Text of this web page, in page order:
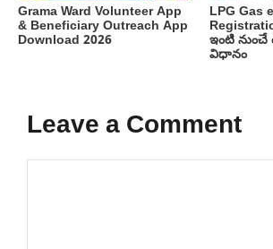
Grama Ward Volunteer App
& Beneficiary Outreach App
Download 2026
LPG Gas
ఇంటి నుంచే
విధానం
Leave a Comment
Comment